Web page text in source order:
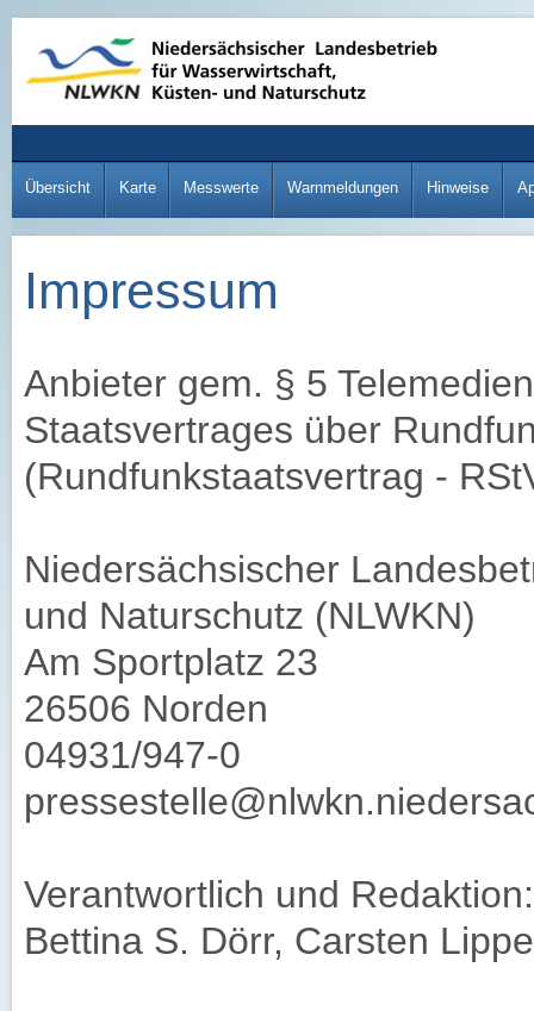
Übersicht Karte Messwerte Warnmeldungen Hinweise
Impressum
Anbieter gem. § 5
Staatsvertrages über
(Rundfunkstaatsvertrag -
Niedersächsischer
und Naturschutz (NLWKN)
Am Sportplatz 23
26506 Norden
04931/947-0
Verantwortlich und Redaktion:
Bettina S. Dörr, Carsten Lippe